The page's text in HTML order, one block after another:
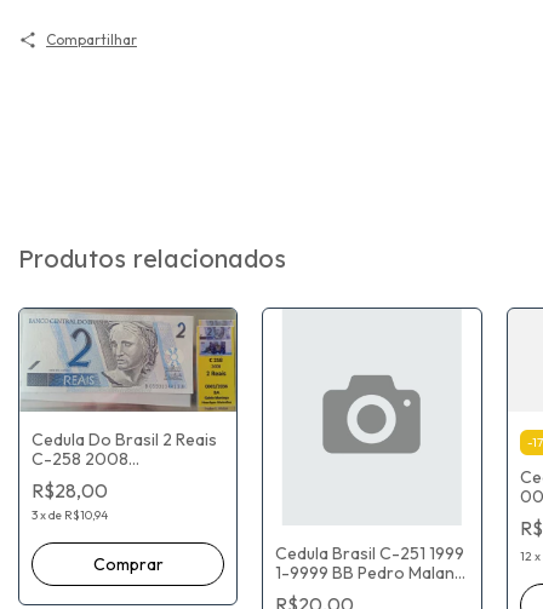
Compartilhar
Produtos relacionados
Cedula Do Brasil 2 Reais
C-258 2008
B0593034413A Guido
Mantega Henrique
Meirelles
R$28,00
3xde R$10,94
Cedula Brasil C-251 1999
1-9999 BB Pedro Malan
Armínio Fraga
-17
12 x